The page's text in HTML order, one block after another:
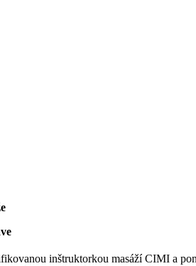
inštruktorkou masáží CIMI a